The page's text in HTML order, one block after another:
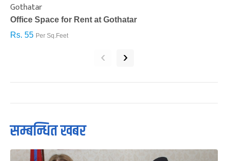
Gothatar
Office Space for Rent at Gothatar
Rs. 55 Per Sq.Feet
‹ ›
सम्बन्धित खबर